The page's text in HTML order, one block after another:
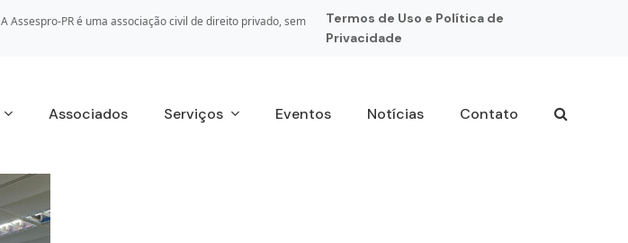
A Assespro-PR é uma associação civil de direito privado, sem
Termos de Uso e Política de
Privacidade
Associados Serviços Eventos Notícias Contato